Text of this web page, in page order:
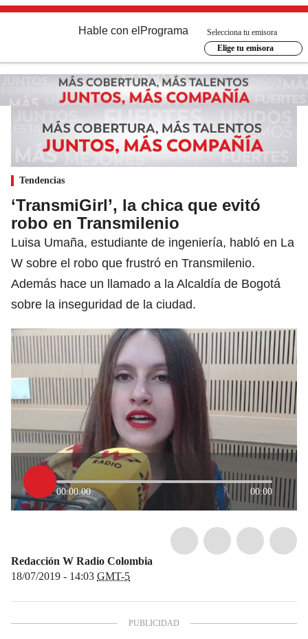
Hable con el Programa
Selecciona tu emisora
Elige tu emisora
Tendencias
‘TransmiGirl’, la chica que evitó
robo en Transmilenio
Luisa Umaña, estudiante de ingeniería, habló en La
W sobre el robo que frustró en Transmilenio.
Además hace un llamado a la Alcaldía de Bogotá
sobre la inseguridad de la ciudad.
00:00:00 00:00
Redacción W Radio Colombia
18/07/2019 - 14:03 GMT-5